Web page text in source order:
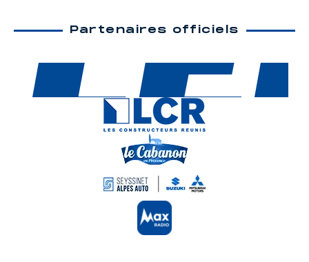
Partenaires officiels